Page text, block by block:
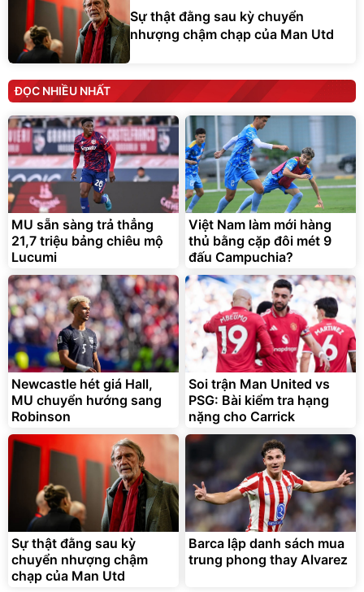
Sự thật đằng sau kỳ chuyển
nhượng chậm chạp của Man Utd
ĐỌC NHIỀU NHẤT
MU sẵn sàng trả thẳng
21,7 triệu bảng chiêu mộ
Lucumi
Việt Nam làm mới hàng
thủ bằng cặp đôi mét 9
đấu Campuchia?
Newcastle hét giá Hall,
MU chuyển hướng sang
Robinson
Soi trận Man United vs
PSG: Bài kiểm tra hạng
nặng cho Carrick
Sự thật đằng sau kỳ
chuyển nhượng chậm
chạp của Man Utd
Barca lập danh sách mua
trung phong thay Alvarez